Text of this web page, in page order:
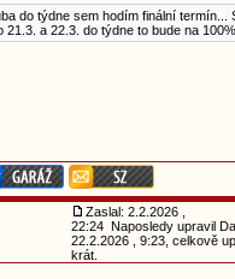
do týdne sem hodím finální
21.3. a 22.3. do týdne to bude na 100%
Zaslal: 2.2.2026 ,
22:24 Naposledy upravil
22.2.2026 , 9:23, celkově
krát.